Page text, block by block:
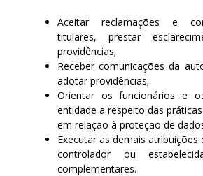
Aceitar reclamações e
titulares, prestar
providências;
Receber comunicações da
adotar providências;
Orientar os funcionários e
entidade a respeito das
em relação à proteção de
Executar as demais atribuições
controlador ou
complementares.